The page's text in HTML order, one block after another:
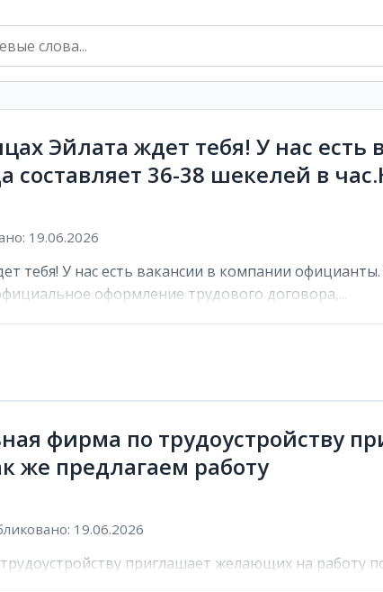
Эйлата ждет тебя! У нас
составляет 36-38 шекелей в
19.06.2026
тебя! У нас есть вакансии в компании
оформление трудового договора,...
фирма по трудоустройству
же предлагаем работу
19.06.2026
приглашает желающих на работу